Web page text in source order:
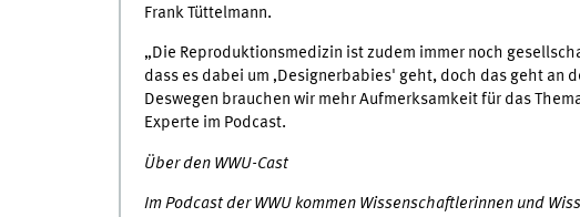
Frank Tüttelmann.
„Die Reproduktionsmedizin ist zudem immer noch
dass es dabei um ‚Designerbabies' geht, doch das geht an
Deswegen brauchen wir mehr Aufmerksamkeit für das
Experte im Podcast.
Über den WWU-Cast
Im Podcast der WWU kommen Wissenschaftlerinnen und